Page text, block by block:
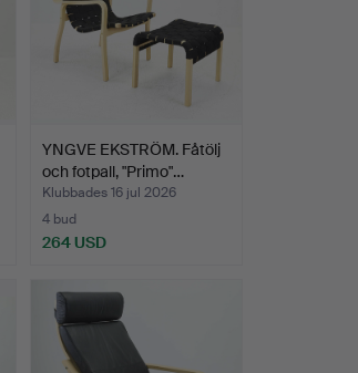
YNGVE EKSTRÖM. Fåtölj
och fotpall, "Primo"…
Klubbades 16 jul 2026
4 bud
264 USD